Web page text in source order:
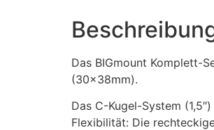
Das BIGmount Komplett-
(30x38mm).
Das C-Kugel-System
Flexibilität: Die